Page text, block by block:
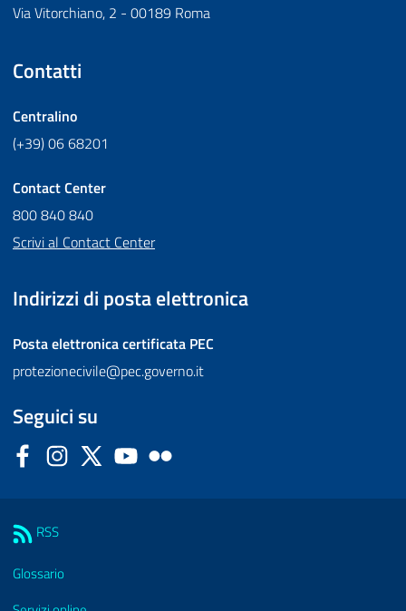
Via Vitorchiano, 2 - 00189 Roma
Contatti
Centralino
(+39) 06 68201
Contact Center
800 840 840
Scrivi al Contact Center
Indirizzi di posta elettronica
Posta elettronica certificata PEC
protezionecivile@pec.governo.it
Seguici su
FacebookInstagram
Twitter YouTube
RSS
Glossario